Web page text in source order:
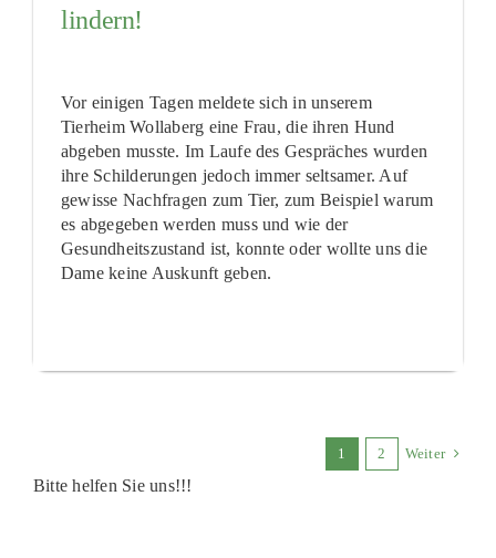
lindern!
Vor einigen Tagen meldete sich in unserem
Tierheim Wollaberg eine Frau, die ihren Hund
abgeben musste. Im Laufe des Gespräches wurden
ihre Schilderungen jedoch immer seltsamer. Auf
gewisse Nachfragen zum Tier, zum Beispiel warum
es abgegeben werden muss und wie der
Gesundheitszustand ist, konnte oder wollte uns die
Dame keine Auskunft geben.
1 2 Weiter
Bitte helfen Sie uns!!!